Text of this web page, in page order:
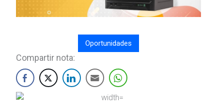
Oportunidades
Compartir nota: